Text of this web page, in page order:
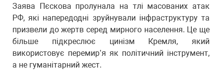
Заява Пєскова пролунала на тлі масованих атак
РФ, які напередодні зруйнували інфраструктуру та
призвели до жертв серед мирного населення. Це ще
більше підкреслює цинізм Кремля, який
використовує перемир’я як політичний інструмент,
а не гуманітарний жест.